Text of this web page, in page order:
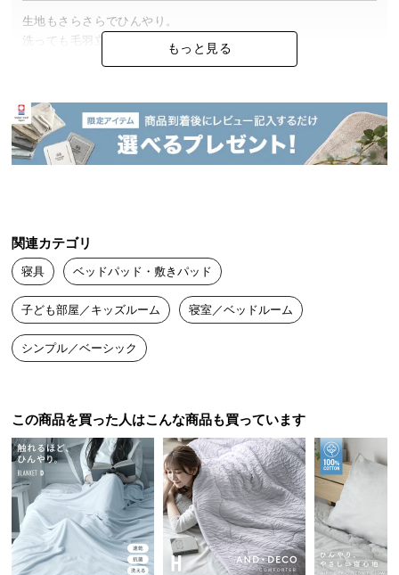
型
配
送
に
小
型
商
品
の
配
つ
い
て
開
梱
設
置
生地もさらさらでひんやり。
洗っても毛羽立たなくて長期間使用しやすいです。
ゆ 女性 2023/05/17
ぴん
ひんやりしてて気持ちいい。
少し毛羽立ちやすいかな
もっと見る
関連カテゴリ
寝具 ベッドパッド・敷きパッド
子ども部屋／キッズルーム 寝室／ベッドルーム
シンプル／ベーシック
この商品を買った人はこんな商品も買っています